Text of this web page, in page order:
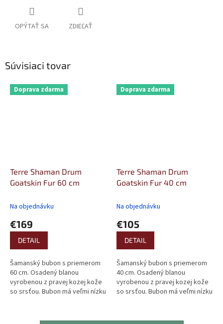
OPÝTAŤ SA ZDIEĽAŤ
Súvisiaci tovar
Doprava zdarma
Terre Shaman Drum
Goatskin Fur 60 cm
Na objednávku
€169
DETAIL
Šamanský bubon s priemerom
60 cm. Osadený blanou
vyrobenou z pravej kozej kože
so srsťou. Bubon má veľmi nízku
Doprava zdarma
Terre Shaman Drum
Goatskin Fur 40 cm
Na objednávku
€105
DETAIL
Šamanský bubon s priemerom
40 cm. Osadený blanou
vyrobenou z pravej kozej kože
so srsťou. Bubon má veľmi nízku